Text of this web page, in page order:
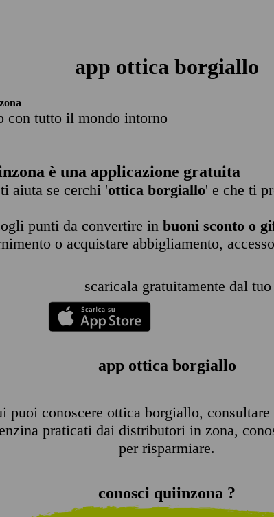
app ottica borgiallo
con tutto il mondo intorno
è una applicazione gratuita
aiuta se cerchi 'ottica borgiallo' e che ti
punti da convertire in buoni sconto o
o acquistare abbigliamento,
scaricala gratuitamente dal
app ottica borgiallo
puoi conoscere ottica borgiallo,
praticati dai distributori in zona,
per risparmiare.
conosci quiinzona ?